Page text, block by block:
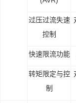
过压过流失速
控制
快速限流功能
转矩限定与控
制